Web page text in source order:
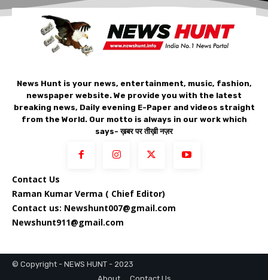
News Hunt is your news, entertainment, music, fashion,
newspaper website. We provide you with the latest
breaking news, Daily evening E-Paper and videos straight
from the World. Our motto is always in our work which
says- ख़बर पर तीख़ी नज़र
Contact Us
Raman Kumar Verma ( Chief Editor)
Contact us: Newshunt007@gmail.com
Newshunt911@gmail.com
© Copyright - NEWS HUNT - 2023